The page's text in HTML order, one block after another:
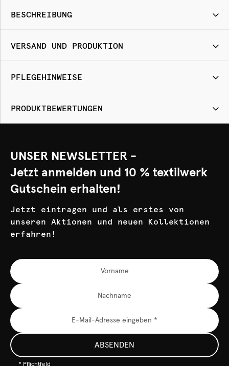
BESCHREIBUNG
VERSAND UND PRODUKTION
PFLEGEHINWEISE
PRODUKTBEWERTUNGEN
UNSER NEWSLETTER -
Jetzt anmelden und 10 % textilwerk
Gutschein erhalten!
Jetzt eintragen und als erstes von
unseren Aktionen und neuen Kollektionen
erfahren!
ABSENDEN
* Pflichtfeld